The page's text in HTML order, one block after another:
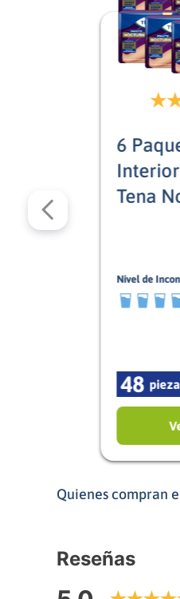
6
Tena
Nivel de
9/10
48
Quienes compran
Reseñas